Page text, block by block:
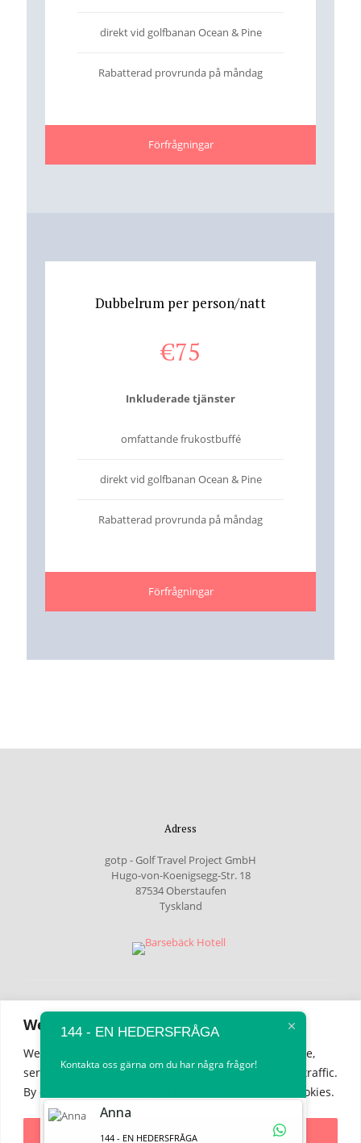
We value your privacy
We use cookies to enhance your browsing experience,
serve personalized ads or content, and analyze our traffic.
By clicking "Accept All", you consent to our use of cookies.
Accept All
direkt vid golfbanan Ocean & Pine
Rabatterad provrunda på måndag
Förfrågningar
Dubbelrum per person/natt
€75
Inkluderade tjänster
omfattande frukostbuffé
direkt vid golfbanan Ocean & Pine
Rabatterad provrunda på måndag
Förfrågningar
Adress
gotp - Golf Travel Project GmbH
Hugo-von-Koenigsegg-Str. 18
87534 Oberstaufen
Tyskland
© 2023 gotp - Golf Travel Project GmbH | Alla rättigheter
förbehållna
Kontakta
144 - EN HEDERSFRÅGA
Kontakta oss gärna om du har några frågor!
Anna
144 - EN HEDERSFRÅGA